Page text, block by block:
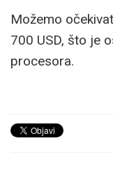
Možemo
700 USD, što je
procesora.